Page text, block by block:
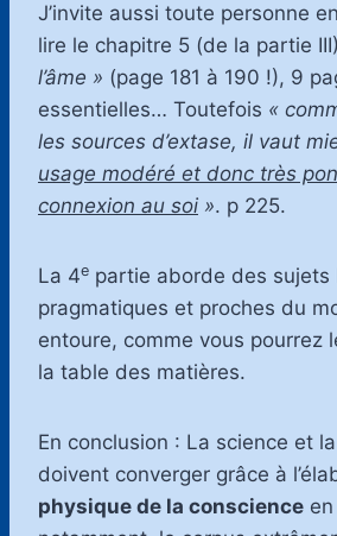
J’invite aussi toute personne
lire le chapitre 5 (de la partie III)
l’âme » (page 181 à 190 !), 9
essentielles… Toutefois «
les sources d’extase, il vaut
usage modéré et donc très
connexion au soi ». p 225.
La 4e partie aborde des sujets
pragmatiques et proches du
entoure, comme vous pourrez
la table des matières.
En conclusion : La science et
doivent converger grâce à
physique de la conscience